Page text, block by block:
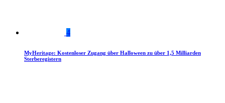
4
MyHeritage: Kostenloser Zugang über Halloween zu über 1,5 Milliarden
Sterberegistern